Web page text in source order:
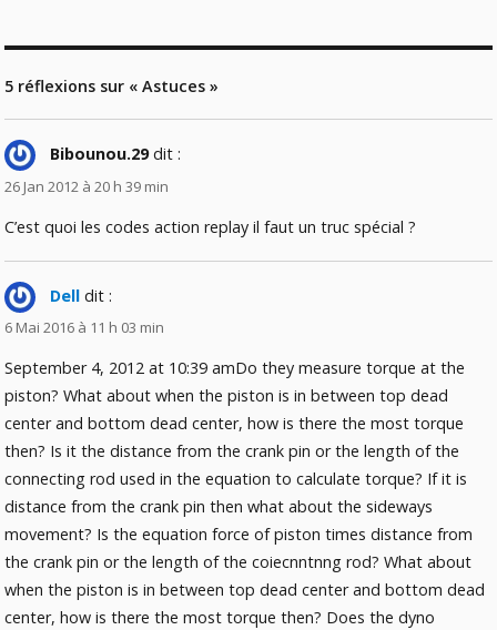
5 réflexions sur « Astuces »
Bibounou.29 dit :
26 Jan 2012 à 20 h 39 min
C’est quoi les codes action replay il faut un truc spécial ?
Dell dit :
6 Mai 2016 à 11 h 03 min
September 4, 2012 at 10:39 amDo they measure torque at the
piston? What about when the piston is in between top dead
center and bottom dead center, how is there the most torque
then? Is it the distance from the crank pin or the length of the
connecting rod used in the equation to calculate torque? If it is
distance from the crank pin then what about the sideways
movement? Is the equation force of piston times distance from
the crank pin or the length of the coiecnntnng rod? What about
when the piston is in between top dead center and bottom dead
center, how is there the most torque then? Does the dyno